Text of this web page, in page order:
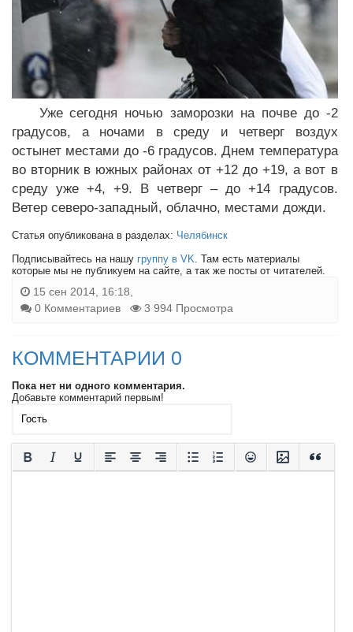
Уже сегодня ночью заморозки на почве до -2
градусов, а ночами в среду и четверг воздух
остынет местами до -6 градусов. Днем температура
во вторник в южных районах от +12 до +19, а вот в
среду уже +4, +9. В четверг – до +14 градусов.
Ветер северо-западный, облачно, местами дожди.
Статья опубликована в разделах: Челябинск
Подписывайтесь на нашу группу в VK . Там есть материалы
которые мы не публикуем на сайте, а так же посты от читателей.
15 сен 2014, 16:18,
0 Комментариев
3 994 Просмотра
КОММЕНТАРИИ 0
Пока нет ни одного комментария.
Добавьте комментарий первым!